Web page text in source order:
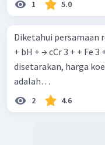
1 5.0
Diketahui persamaan reaksi redoks :
+ bH + → cCr 3 + + Fe 3 + + H 2 ​ O Jika
disetarakan, harga
adalah…
2 4.6